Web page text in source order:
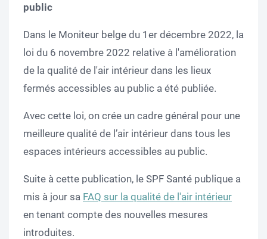
public
Dans le Moniteur belge du 1er décembre 2022, la
loi du 6 novembre 2022 relative à l'amélioration
de la qualité de l'air intérieur dans les lieux
fermés accessibles au public a été publiée.
Avec cette loi, on crée un cadre général pour une
meilleure qualité de l’air intérieur dans tous les
espaces intérieurs accessibles au public.
Suite à cette publication, le SPF Santé publique a
mis à jour sa FAQ sur la qualité de l'air intérieur
en tenant compte des nouvelles mesures
introduites.